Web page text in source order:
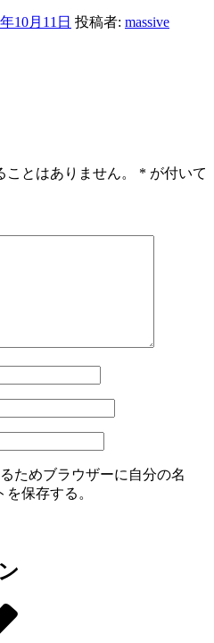
10月11日 投稿者: massive
とはありません。 * が付いて
ためブラウザーに自分の名
保存する。